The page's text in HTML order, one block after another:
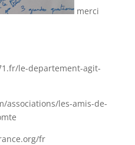
merci
le-departement-agit-
associations/les-amis-de-
fr